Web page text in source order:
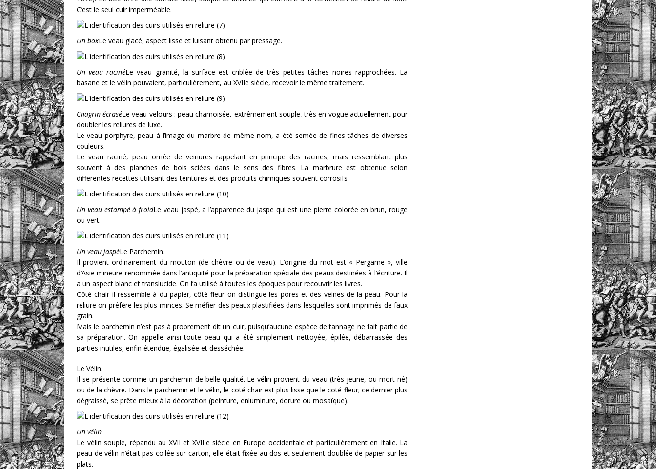
C’est le seul cuir imperméable.
Un boxLe veau glacé, aspect lisse et luisant obtenu par pressage.
Un veau racinéLe veau granité, la surface est criblée de très petites tâches noires rapprochées. La
basane et le vélin pouvaient, particulièrement, au XVIIe siècle, recevoir le même traitement.
Chagrin écraséLe veau velours : peau chamoisée, extrêmement souple, très en vogue actuellement pour
doubler les reliures de luxe.
Le veau porphyre, peau à l’image du marbre de même nom, a été semée de fines tâches de diverses
couleurs.
Le veau raciné, peau ornée de veinures rappelant en principe des racines, mais ressemblant plus
souvent à des planches de bois sciées dans le sens des fibres. La marbrure est obtenue selon
différentes recettes utilisant des teintures et des produits chimiques souvent corrosifs.
Un veau estampé à froidLe veau jaspé, a l’apparence du jaspe qui est une pierre colorée en brun, rouge
ou vert.
Un veau jaspéLe Parchemin.
Il provient ordinairement du mouton (de chèvre ou de veau). L’origine du mot est « Pergame », ville
d’Asie mineure renommée dans l’antiquité pour la préparation spéciale des peaux destinées à l’écriture. Il
a un aspect blanc et translucide. On l’a utilisé à toutes les époques pour recouvrir les livres.
Côté chair il ressemble à du papier, côté fleur on distingue les pores et des veines de la peau. Pour la
reliure on préfère les plus minces. Se méfier des peaux plastifiées dans lesquelles sont imprimés de faux
grain.
Mais le parchemin n’est pas à proprement dit un cuir, puisqu’aucune espèce de tannage ne fait partie de
sa préparation. On appelle ainsi toute peau qui a été simplement nettoyée, épilée, débarrassée des
parties inutiles, enfin étendue, égalisée et desséchée.
Le Vélin.
Il se présente comme un parchemin de belle qualité. Le vélin provient du veau (très jeune, ou mort-né)
ou de la chèvre. Dans le parchemin et le vélin, le coté chair est plus lisse que le coté fleur; ce dernier plus
dégraissé, se prête mieux à la décoration (peinture, enluminure, dorure ou mosaïque).
Un vélin
Le vélin souple, répandu au XVII et XVIIIe siècle en Europe occidentale et particulièrement en Italie. La
peau de vélin n’était pas collée sur carton, elle était fixée au dos et seulement doublée de papier sur les
plats.